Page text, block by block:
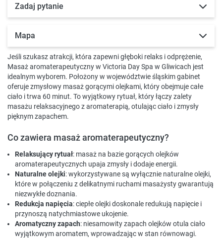
Zadaj pytanie
Mapa
Jeśli szukasz atrakcji, która zapewni głęboki relaks i odprężenie,
Masaż aromaterapeutyczny w Victoria Day Spa w Gliwicach jest
idealnym wyborem. Położony w województwie śląskim gabinet
oferuje zmysłowy masaż gorącymi olejkami, który obejmuje całe
ciało i trwa 60 minut. To wyjątkowy rytuał, który łączy zalety
masażu relaksacyjnego z aromaterapią, otulając ciało i zmysły
pięknym zapachem.
Co zawiera masaż aromaterapeutyczny?
Relaksujący rytuał: masaż na bazie gorących olejków
aromaterapeutycznych upaja zmysły i dodaje energii.
Naturalne olejki: wykorzystywane są wyłącznie naturalne olejki,
które w połączeniu z delikatnymi ruchami masażysty gwarantują
niezwykłe doznania.
Redukcja napięcia: ciepłe olejki doskonale redukują napięcie i
przynoszą natychmiastowe ukojenie.
Aromatyczny zapach: niesamowity zapach olejków otula ciało
wyjątkowym aromatem, wprowadzając w stan równowagi.